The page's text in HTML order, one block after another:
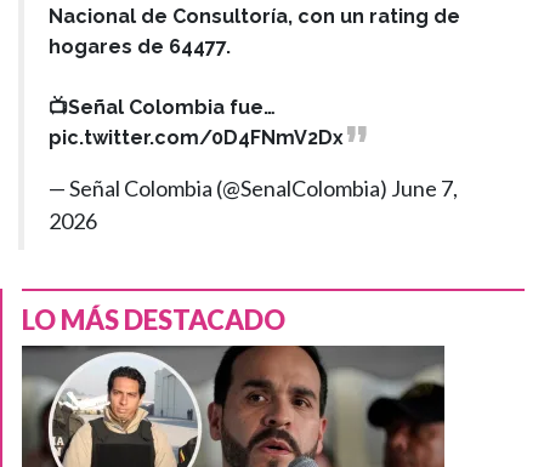
Nacional de Consultoría, con un rating de
hogares de 64477.
📺Señal Colombia fue…
pic.twitter.com/0D4FNmV2Dx
— Señal Colombia (@SenalColombia) June 7,
2026
LO MÁS DESTACADO